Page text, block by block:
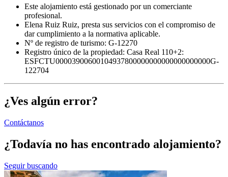
Este alojamiento está gestionado por un comerciante
profesional.
Elena Ruiz Ruiz, presta sus servicios con el compromiso de
dar cumplimiento a la normativa aplicable.
Nº de registro de turismo: G-12270
Registro único de la propiedad: Casa Real 110+2:
ESFCTU00003900600104937800000000000000000000G-
122704
¿Ves algún error?
Contáctanos
¿Todavía no has encontrado alojamiento?
Seguir buscando